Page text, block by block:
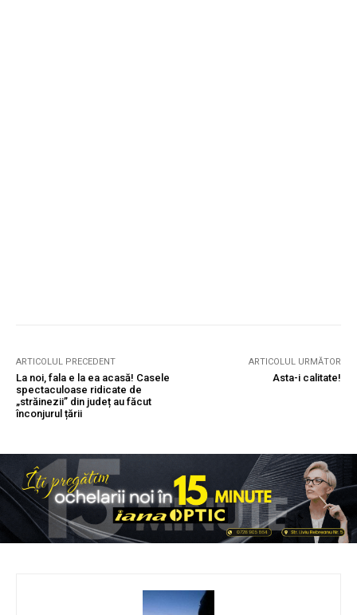
ARTICOLUL PRECEDENT
La noi, fala e la ea acasă! Casele
spectaculoase ridicate de
„străinezii” din județ au făcut
înconjurul țării
ARTICOLUL URMĂTOR
Asta-i calitate!